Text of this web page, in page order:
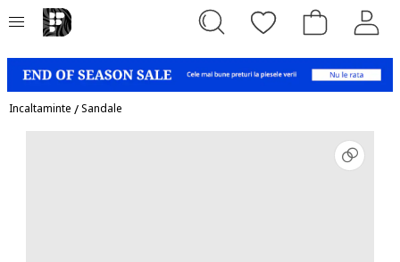
Incaltaminte /Sandale